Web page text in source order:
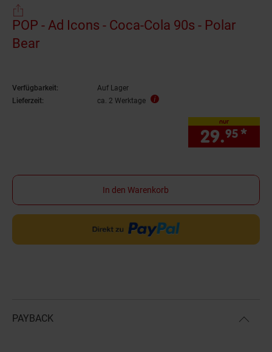
POP - Ad Icons - Coca-Cola 90s - Polar
Bear
Verfügbarkeit:
Auf Lager
Lieferzeit:
ca. 2 Werktage
nur
29.95 *
In den Warenkorb
PAYBACK